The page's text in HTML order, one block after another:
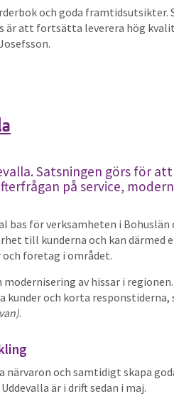
och goda
är att fortsätta leverera hög
Satsningen görs för
på service,
för verksamheten i Bohuslän
till kunderna och kan därmed
företag i området.
modernisering av hissar i
kunder och korta responstiderna,
.
närvaron och samtidigt skapa
är i drift sedan i maj.